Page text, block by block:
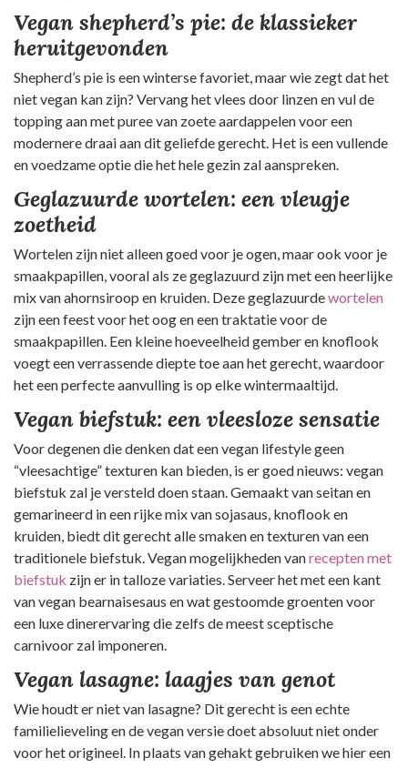
Vegan shepherd’s pie: de klassieker
heruitgevonden
Shepherd’s pie is een winterse favoriet, maar wie zegt dat het
niet vegan kan zijn? Vervang het vlees door linzen en vul de
topping aan met puree van zoete aardappelen voor een
modernere draai aan dit geliefde gerecht. Het is een vullende
en voedzame optie die het hele gezin zal aanspreken.
Geglazuurde wortelen: een vleugje
zoetheid
Wortelen zijn niet alleen goed voor je ogen, maar ook voor je
smaakpapillen, vooral als ze geglazuurd zijn met een heerlijke
mix van ahornsiroop en kruiden. Deze geglazuurdewortelen
zijn een feest voor het oog en een traktatie voor de
smaakpapillen. Een kleine hoeveelheid gember en knoflook
voegt een verrassende diepte toe aan het gerecht, waardoor
het een perfecte aanvulling is op elke wintermaaltijd.
Vegan biefstuk: een vleesloze sensatie
Voor degenen die denken dat een vegan lifestyle geen
“vleesachtige” texturen kan bieden, is er goed nieuws: vegan
biefstuk zal je versteld doen staan. Gemaakt van seitan en
gemarineerd in een rijke mix van sojasaus, knoflook en
kruiden, biedt dit gerecht alle smaken en texturen van een
traditionele biefstuk. Vegan mogelijkheden vanrecepten met
biefstuk zijn er in talloze variaties. Serveer het met een kant
van vegan bearnaisesaus en wat gestoomde groenten voor
een luxe dinerervaring die zelfs de meest sceptische
carnivoor zal imponeren.
Vegan lasagne: laagjes van genot
Wie houdt er niet van lasagne? Dit gerecht is een echte
familielieveling en de vegan versie doet absoluut niet onder
voor het origineel. In plaats van gehakt gebruiken we hier een